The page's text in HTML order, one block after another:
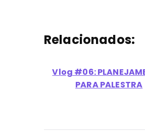
Relacionados:
Vlog #06:
PARA PALESTRA